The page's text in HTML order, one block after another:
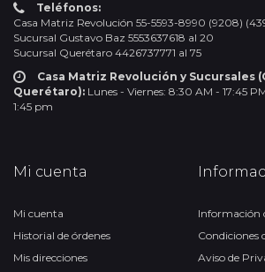
Teléfonos:
Casa Matriz Revolución 55-5593-8990 (9208)
Sucursal Gustavo Baz 5553637618 al 20
Sucursal Querétaro 4426737771 al 75
Casa Matriz Revolución y Sucursales
Querétaro): Lunes - Viernes: 8:30 AM - 17:45
1:45 pm
Mi cuenta
Mi cuenta
Historial de órdenes
Mis direcciones
Información
Condiciones
Aviso de